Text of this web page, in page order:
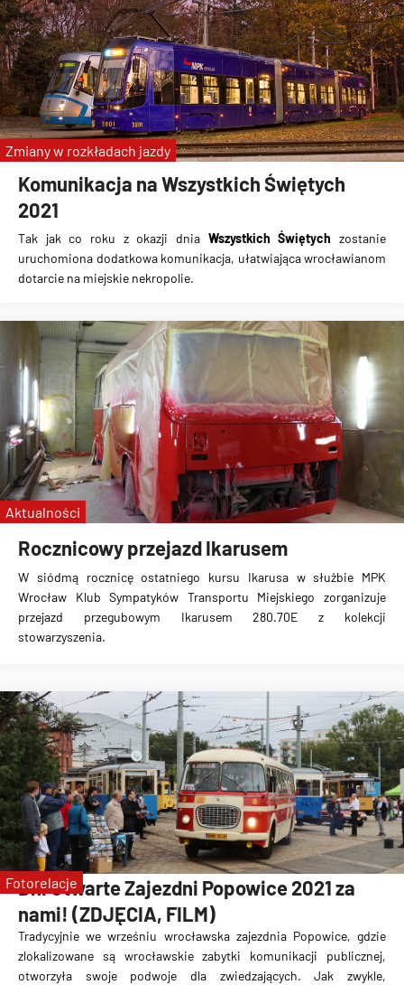
Komunikacja na Wszystkich Świętych
2021
Tak jak co roku z okazji dnia Wszystkich Świętych zostanie
uruchomiona dodatkowa komunikacja, ułatwiająca wrocławianom
dotarcie na miejskie nekropolie.
Zmiany w rozkładach jazdy
Rocznicowy przejazd Ikarusem
W siódmą rocznicę ostatniego kursu Ikarusa w służbie MPK
Wrocław Klub Sympatyków Transportu Miejskiego zorganizuje
przejazd przegubowym Ikarusem 280.70E z kolekcji
stowarzyszenia.
Aktualności
Dni Otwarte Zajezdni Popowice 2021 za
nami! (ZDJĘCIA, FILM)
Tradycyjnie we wrześniu wrocławska zajezdnia Popowice, gdzie
zlokalizowane są wrocławskie zabytki komunikacji publicznej,
otworzyła swoje podwoje dla zwiedzających. Jak zwykle,
Fotorelacje